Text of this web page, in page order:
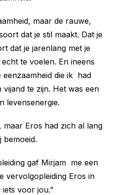
maar de rauwe,
dat je stil maakt. Dat je
dat je jarenlang met je
te voelen. En ineens
eenzaamheid die ik had
te zijn. Het was een
levensenergie.
Eros had zich al lang
bemoeid.
gaf Mirjam me een
vervolgopleiding Eros in
iets voor jou.”